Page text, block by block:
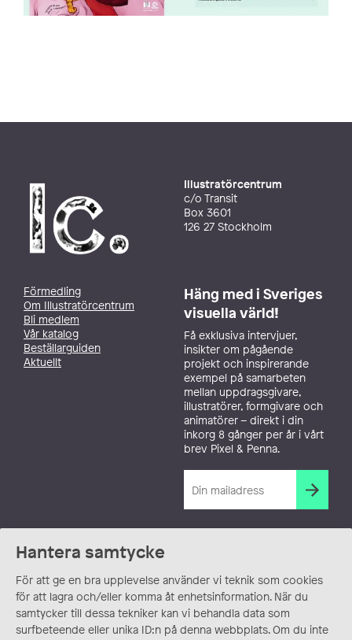
Hantera samtycke
För att ge en bra upplevelse använder vi teknik som cookies
för att lagra och/eller komma åt enhetsinformation. När du
samtycker till dessa tekniker kan vi behandla data som
surfbeteende eller unika ID:n på denna webbplats. Om du inte
Illustratörcentrum
c/o Transit
Box 3601
126 27 Stockholm
Förmedling
Om Illustratörcentrum
Bli medlem
Vår katalog
Beställarguiden
Aktuellt
Häng med i Sveriges
visuella värld!
Få exklusiva intervjuer,
insikter om pågående
projekt och inspirerande
exempel på samarbeten
mellan uppdragsgivare,
illustratörer, formgivare och
animatörer – direkt i din
inkorg 8 gånger per år i vårt
brev Pixel & Penna.